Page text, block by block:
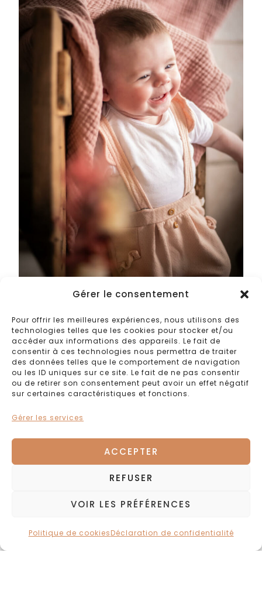
Gérer le consentement
Pour offrir les meilleures expériences, nous utilisons des
technologies telles que les cookies pour stocker et/ou
accéder aux informations des appareils. Le fait de
consentir à ces technologies nous permettra de traiter
des données telles que le comportement de navigation
ou les ID uniques sur ce site. Le fait de ne pas consentir
ou de retirer son consentement peut avoir un effet négatif
sur certaines caractéristiques et fonctions.
Gérer les services
ACCEPTER
REFUSER
VOIR LES PRÉFÉRENCES
Politique de cookiesDéclaration de confidentialité